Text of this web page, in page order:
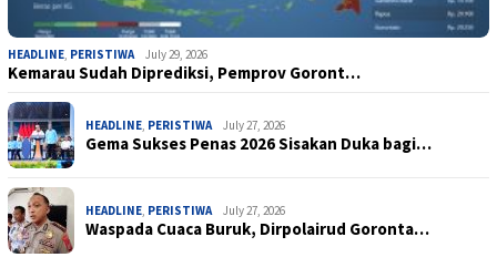
HEADLINE PERISTIWA July 29, 2026
Kemarau Sudah Diprediksi, Pemprov Goront…
HEADLINE PERISTIWA July 27, 2026
Gema Sukses Penas 2026 Sisakan Duka bagi…
HEADLINE PERISTIWA July 27, 2026
Waspada Cuaca Buruk, Dirpolairud Goronta…